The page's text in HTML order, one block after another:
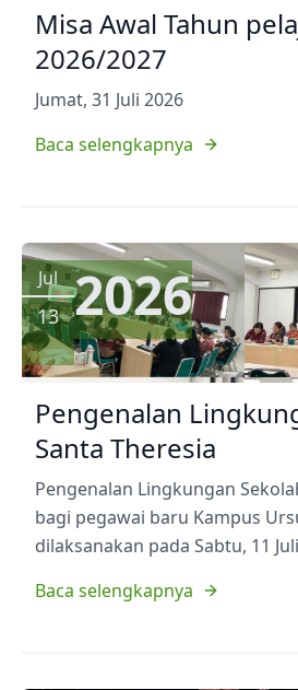
Misa Awal Tahun
2026/2027
Jumat, 31 Juli 2026
Baca selengkapnya
Jul
13 2026
Pengenalan
Santa Theresia
Pengenalan Lingkungan
bagi pegawai baru Kampus
dilaksanakan pada Sabtu, 11
Baca selengkapnya